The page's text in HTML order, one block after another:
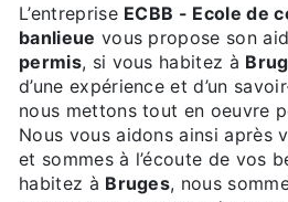
L’entreprise ECBB - Ecole de
banlieue vous propose son
permis, si vous habitez à
d’une expérience et d’un
nous mettons tout en oeuvre
Nous vous aidons ainsi après
et sommes à l’écoute de vos
habitez à Bruges, nous